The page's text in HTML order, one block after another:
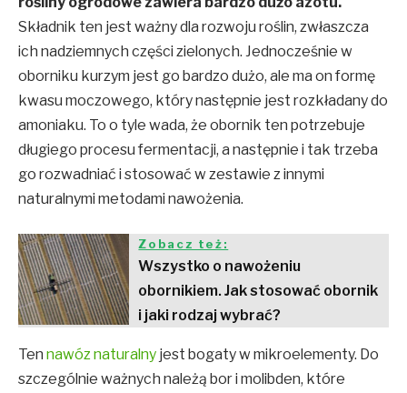
Składnik ten jest ważny dla rozwoju roślin, zwłaszcza
ich nadziemnych części zielonych. Jednocześnie w
oborniku kurzym jest go bardzo dużo, ale ma on formę
kwasu moczowego, który następnie jest rozkładany do
amoniaku. To o tyle wada, że obornik ten potrzebuje
długiego procesu fermentacji, a następnie i tak trzeba
go rozwadniać i stosować w zestawie z innymi
naturalnymi metodami nawożenia.
Zobacz też:
Wszystko o nawożeniu
obornikiem. Jak stosować obornik
i jaki rodzaj wybrać?
Ten nawóz naturalny jest bogaty w mikroelementy. Do
szczególnie ważnych należą bor i molibden, które